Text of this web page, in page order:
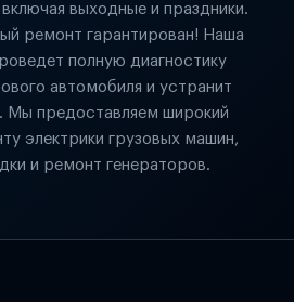
выходные и праздники.
ремонт гарантирован! Наша
полную диагностику
автомобиля и устранит
Мы предоставляем широкий
электрики грузовых машин,
и ремонт генераторов.